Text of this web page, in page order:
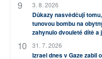
3. 8. 2026
Důkazy nasvědčují
tunovou bombu na
zahynulo dvouleté dítě a
31. 7. 2026
Izrael dnes v Gaze zabil